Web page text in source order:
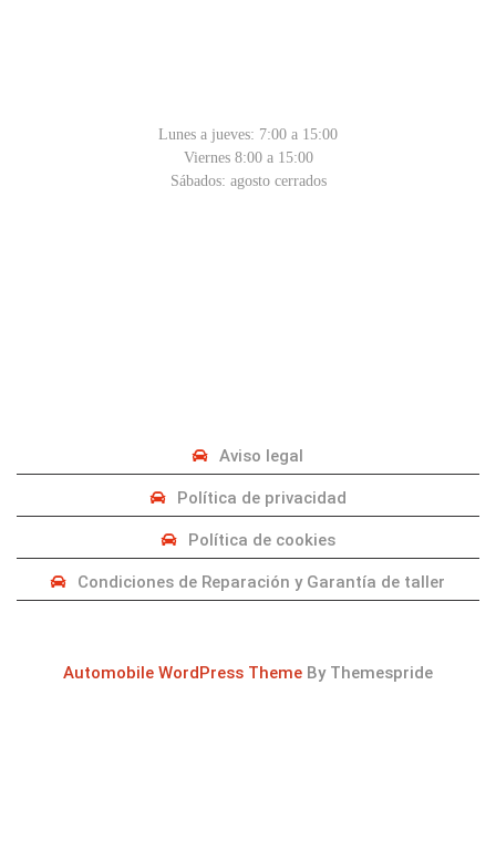
Lunes a jueves: 7:00 a 15:00
Viernes 8:00 a 15:00
Sábados: agosto cerrados
Aviso legal
Política de privacidad
Política de cookies
Condiciones de Reparación y Garantía de taller
Automobile WordPress Theme By Themespride